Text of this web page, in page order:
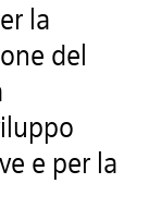
la
del
e per la